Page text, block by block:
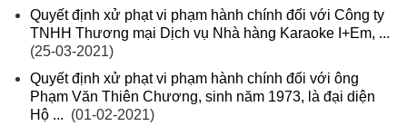
Quyết định xử phạt vi phạm hành chính đối với Công ty
TNHH Thương mại Dịch vụ Nhà hàng Karaoke I+Em, ...
(25-03-2021)
Quyết định xử phạt vi phạm hành chính đối với ông
Phạm Văn Thiên Chương, sinh năm 1973, là đại diện
Hộ ... (01-02-2021)